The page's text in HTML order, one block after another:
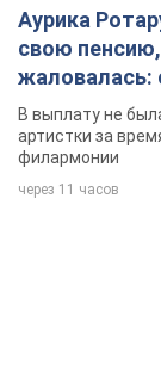
Аурика
свою
жаловалась:
певица
В выплату не
артистки за
филармонии
через 11 часов